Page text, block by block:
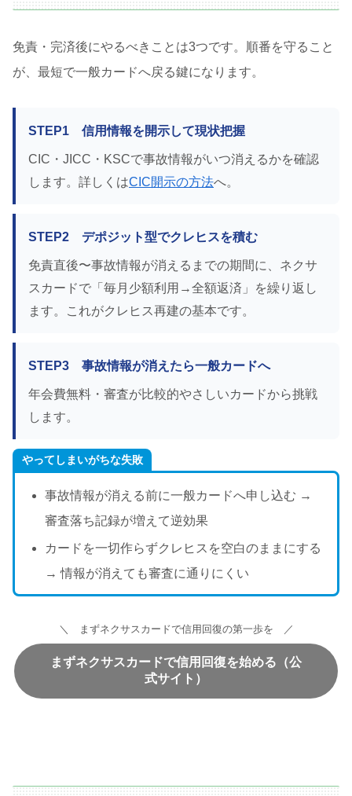
免責・完済後にやるべきことは3つです。順番を守ること
が、最短で一般カードへ戻る鍵になります。
STEP1 信用情報を開示して現状把握
CIC・JICC・KSCで事故情報がいつ消えるかを確認
します。詳しくはCIC開示の方法へ。
STEP2 デポジット型でクレヒスを積む
免責直後〜事故情報が消えるまでの期間に、ネクサ
スカードで「毎月少額利用→全額返済」を繰り返し
ます。これがクレヒス再建の基本です。
STEP3 事故情報が消えたら一般カードへ
年会費無料・審査が比較的やさしいカードから挑戦
します。
やってしまいがちな失敗
事故情報が消える前に一般カードへ申し込む →
審査落ち記録が増えて逆効果
カードを一切作らずクレヒスを空白のままにする
→ 情報が消えても審査に通りにくい
＼ まずネクサスカードで信用回復の第一歩を ／
まずネクサスカードで信用回復を始める（公
式サイト）